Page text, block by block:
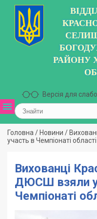
РАЙОНУ
Версія для
Головна / Новини /
участь в Чемпіонаті
Вихованці
ДЮСШ взяли
Чемпіонаті